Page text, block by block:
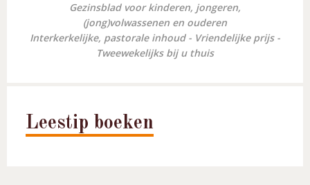
Gezinsblad voor kinderen, jongeren,
(jong)volwassenen en ouderen
Interkerkelijke, pastorale inhoud - Vriendelijke prijs -
Tweewekelijks bij u thuis
Leestip boeken